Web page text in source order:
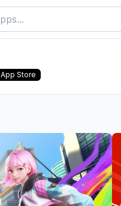
App Store